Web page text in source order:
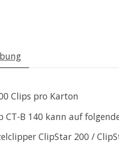
Clips pro Karton
CT-B 140 kann auf
ClipStar 200 /